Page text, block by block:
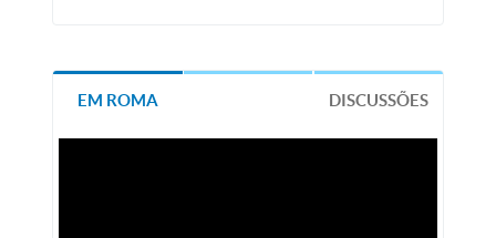
EM ROMA DISCUSSÕES